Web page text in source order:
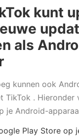
kunt
als
kunnen ook
TikTok . Hieronder
je Android-
Play Store op